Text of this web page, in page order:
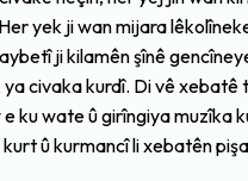
yek ji wan mijara
ji kilamên şînê
civaka kurdî. Di vê xebatê
wate û girîngiya muzîka
û kurmancî li xebatên